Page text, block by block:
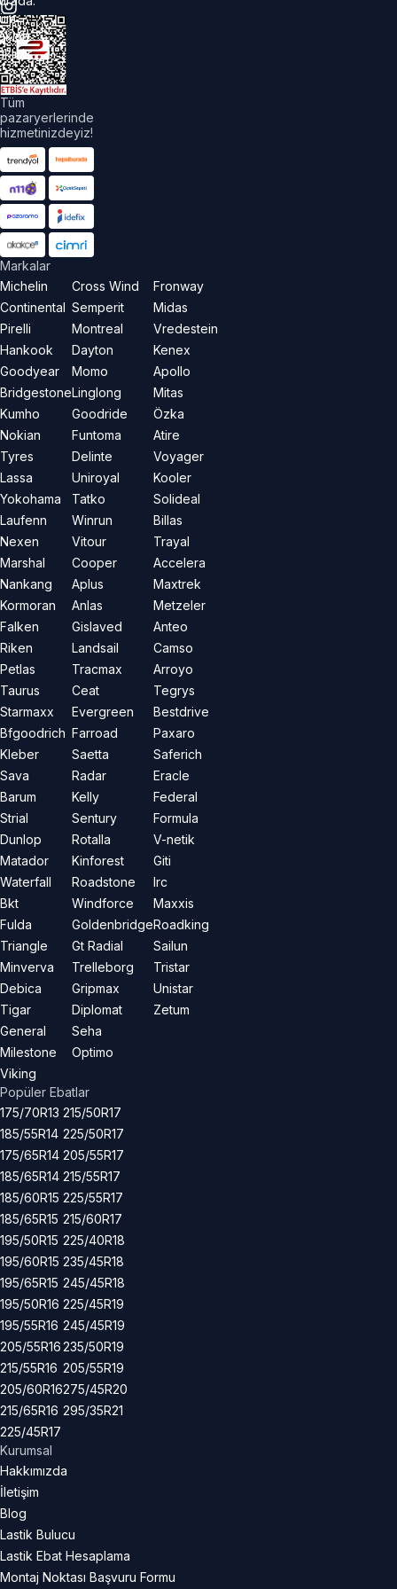
Tüm
pazaryerlerinde
hizmetinizdeyiz!
Markalar
Michelin
Continental
Pirelli
Hankook
Goodyear
Bridgestone
Kumho
Nokian
Tyres
Lassa
Yokohama
Laufenn
Nexen
Marshal
Nankang
Kormoran
Falken
Riken
Petlas
Taurus
Starmaxx
Bfgoodrich
Kleber
Sava
Barum
Strial
Dunlop
Matador
Waterfall
Bkt
Fulda
Triangle
Minverva
Debica
Tigar
General
Milestone
Viking
Cross Wind
Semperit
Montreal
Dayton
Momo
Linglong
Goodride
Funtoma
Delinte
Uniroyal
Tatko
Winrun
Vitour
Cooper
Aplus
Anlas
Gislaved
Landsail
Tracmax
Ceat
Evergreen
Farroad
Saetta
Radar
Kelly
Sentury
Rotalla
Kinforest
Roadstone
Windforce
Goldenbridge
Gt Radial
Trelleborg
Gripmax
Diplomat
Seha
Optimo
Fronway
Midas
Vredestein
Kenex
Apollo
Mitas
Özka
Atire
Voyager
Kooler
Solideal
Billas
Trayal
Accelera
Maxtrek
Metzeler
Anteo
Camso
Arroyo
Tegrys
Bestdrive
Paxaro
Saferich
Eracle
Federal
Formula
V-netik
Giti
Irc
Maxxis
Roadking
Sailun
Tristar
Unistar
Zetum
Popüler Ebatlar
175/70R13
185/55R14
175/65R14
185/65R14
185/60R15
185/65R15
195/50R15
195/60R15
195/65R15
195/50R16
195/55R16
205/55R16
215/55R16
205/60R16
215/65R16
225/45R17
215/50R17
225/50R17
205/55R17
215/55R17
225/55R17
215/60R17
225/40R18
235/45R18
245/45R18
225/45R19
245/45R19
235/50R19
205/55R19
275/45R20
295/35R21
Kurumsal
Hakkımızda
İletişim
Blog
Lastik Bulucu
Lastik Ebat Hesaplama
Montaj Noktası Başvuru Formu